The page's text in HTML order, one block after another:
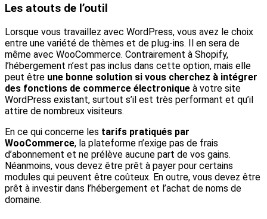
Les atouts de l’outil
Lorsque vous travaillez avec WordPress, vous avez le choix
entre une variété de thèmes et de plug-ins. Il en sera de
même avec WooCommerce. Contrairement à Shopify,
l’hébergement n’est pas inclus dans cette option, mais elle
peut être une bonne solution si vous cherchez à intégrer
des fonctions de commerce électronique à votre site
WordPress existant, surtout s’il est très performant et qu’il
attire de nombreux visiteurs.
En ce qui concerne les tarifs pratiqués par
WooCommerce, la plateforme n’exige pas de frais
d’abonnement et ne prélève aucune part de vos gains.
Néanmoins, vous devez être prêt à payer pour certains
modules qui peuvent être coûteux. En outre, vous devez être
prêt à investir dans l’hébergement et l’achat de noms de
domaine.